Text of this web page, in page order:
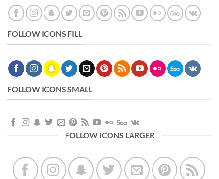
FOLLOW ICONS FILL
FOLLOW ICONS SMALL
FOLLOW ICONS LARGER